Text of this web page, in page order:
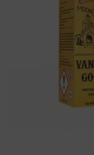
Arômes :
liquide